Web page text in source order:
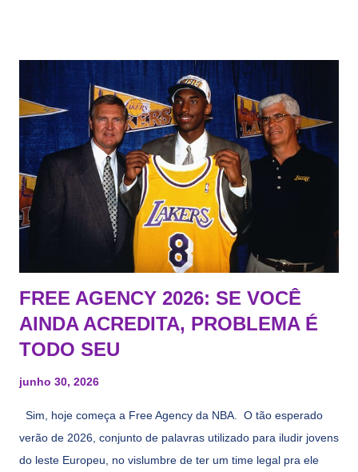
FREE AGENCY 2026: SE VOCÊ
AINDA ACREDITA, PROBLEMA É
TODO SEU
junho 30, 2026
Sim, hoje começa a Free Agency da NBA. O tão esperado
verão de 2026, conjunto de palavras utilizado para iludir jovens
do leste Europeu, no vislumbre de ter um time legal pra ele